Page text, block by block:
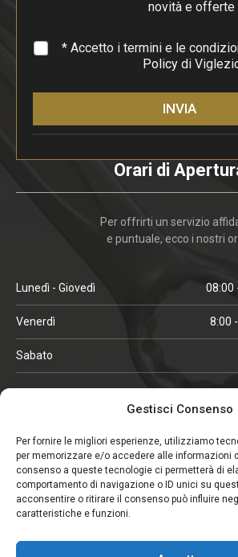
Gestisci Consenso
Per fornire le migliori esperienze, utilizziamo
per memorizzare e/o accedere alle informazioni
consenso a queste tecnologie ci permetterà di
comportamento di navigazione o ID unici su
acconsentire o ritirare il consenso può influire
caratteristiche e funzioni.
novità e offerte
* * Accetto i termini e le
Policydi
INVIA
Orari di
Per offrirti un servizio
e puntuale, ecco i nostri
Lunedì - Giovedì 08:00
Venerdì 8:00
Sabato
ORARI IN ALTA STAGIONE
Lunedì - Venerdì 08:00
Sabato
CHIUSO IL SABATO